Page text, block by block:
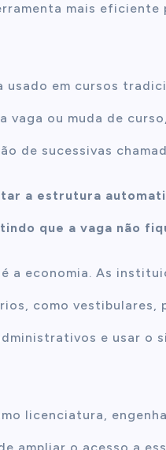
mais
usado em cursos
ou muda de
de sucessivas
a estrutura
que a vaga não
a economia. As
como vestibulares,
e usar o
licenciatura,